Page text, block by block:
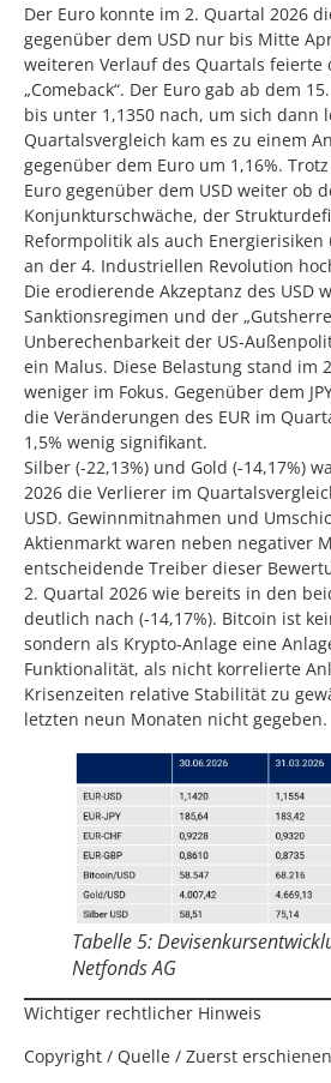
Der Euro konnte im 2. Quartal 2026
gegenüber dem USD nur bis Mitte
weiteren Verlauf des Quartals feierte
„Comeback“. Der Euro gab ab dem
bis unter 1,1350 nach, um sich dann
Quartalsvergleich kam es zu einem
gegenüber dem Euro um 1,16%.
Euro gegenüber dem USD weiter ob
Konjunkturschwäche, der
Reformpolitik als auch
an der 4. Industriellen Revolution
Die erodierende Akzeptanz des USD
Sanktionsregimen und der
Unberechenbarkeit der US-
ein Malus. Diese Belastung stand im
weniger im Fokus. Gegenüber dem
die Veränderungen des EUR im
1,5% wenig signifikant.
Silber (-22,13%) und Gold (-14,17%)
2026 die Verlierer im
USD. Gewinnmitnahmen und
Aktienmarkt waren neben negativer
entscheidende Treiber dieser
2. Quartal 2026 wie bereits in den
deutlich nach (-14,17%). Bitcoin ist
sondern als Krypto-Anlage eine
Funktionalität, als nicht korrelierte
Krisenzeiten relative Stabilität zu
letzten neun Monaten nicht gegeben.
Tabelle 5:
Netfonds AG
Wichtiger rechtlicher Hinweis
Copyright / Quelle / Zuerst